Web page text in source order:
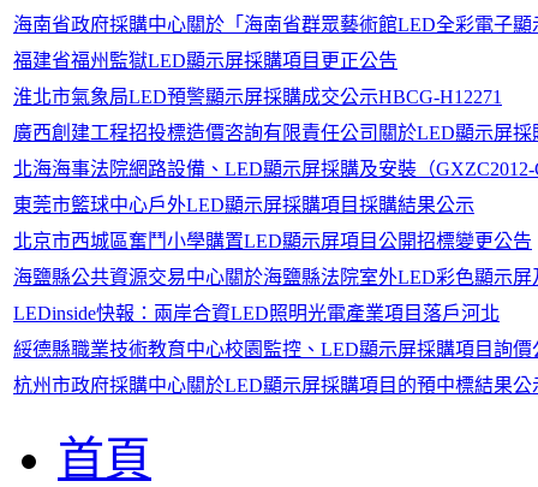
海南省政府採購中心關於「海南省群眾藝術館LED全彩電子
福建省福州監獄LED顯示屏採購項目更正公告
淮北市氣象局LED預警顯示屏採購成交公示HBCG-H12271
廣西創建工程招投標造價咨詢有限責任公司關於LED顯示屏採
北海海事法院網路設備、LED顯示屏採購及安裝（GXZC2012-
東莞市籃球中心戶外LED顯示屏採購項目採購結果公示
北京市西城區奮鬥小學購置LED顯示屏項目公開招標變更公告
海鹽縣公共資源交易中心關於海鹽縣法院室外LED彩色顯示
LEDinside快報：兩岸合資LED照明光電產業項目落戶河北
綏德縣職業技術教育中心校園監控、LED顯示屏採購項目詢價
杭州市政府採購中心關於LED顯示屏採購項目的預中標結果公
首頁